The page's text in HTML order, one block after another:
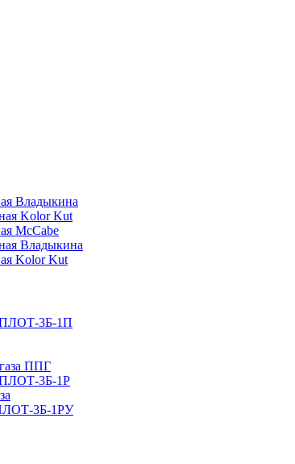
Владыкина
Kolor Kut
McCabe
Владыкина
Kolor Kut
ПЛОТ-3Б-1П
ППГ
ПЛОТ-3Б-1Р
3Б-1РУ